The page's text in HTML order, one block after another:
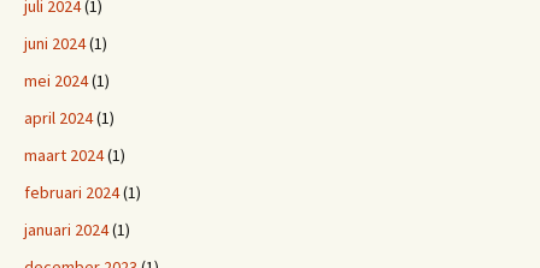
juli 2024(1)
juni 2024(1)
mei 2024(1)
april 2024(1)
maart 2024(1)
februari 2024(1)
januari 2024(1)